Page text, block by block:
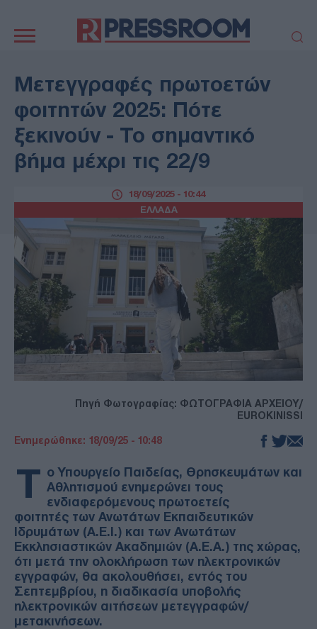
πλοήγηση
ΠΟΛΙΤΙΚΗ
ΕΛΛΑΔΑ
ΕΚΚΛΗΣΙΑ
ΑΜΥΝΑ
ΔΙΕΘΝΗ
ΚΥΠΡΟΣ
MEDIA
LIFESTYLE
AUTO - MOTO
ΓΑΣΤΡΟΝΟΜΙΑ
ΥΓΕΙΑ
ΤΕΧΝΟΛΟΓΙΑ
ΠΑΡΑΞΕΝΑ
ΖΩΔΙΑ
ΑΡΘΡΟΓΡΑΦΙΑ
Μετεγγραφές πρωτοετών
φοιτητών 2025: Πότε
ξεκινούν - Το σημαντικό
βήμα μέχρι τις 22/9
ΕΛΛΑΔΑ
18/09/2025 - 10:44
Πηγή Φωτογραφίας: ΦΩΤΟΓΡΑΦΙΑ ΑΡΧΕΙΟΥ/
EUROKINISSI
Ενημερώθηκε: 18/09/25 - 10:48
Τ ο Υπουργείο Παιδείας, Θρησκευμάτων και
Αθλητισμού ενημερώνει τους
ενδιαφερόμενους πρωτοετείς
φοιτητές των Ανωτάτων Εκπαιδευτικών
Ιδρυμάτων (Α.Ε.Ι.) και των Ανωτάτων
Εκκλησιαστικών Ακαδημιών (Α.Ε.Α.) της χώρας,
ότι μετά την ολοκλήρωση των ηλεκτρονικών
εγγραφών, θα ακολουθήσει, εντός του
Σεπτεμβρίου, η διαδικασία υποβολής
ηλεκτρονικών αιτήσεων μετεγγραφών/
μετακινήσεων.